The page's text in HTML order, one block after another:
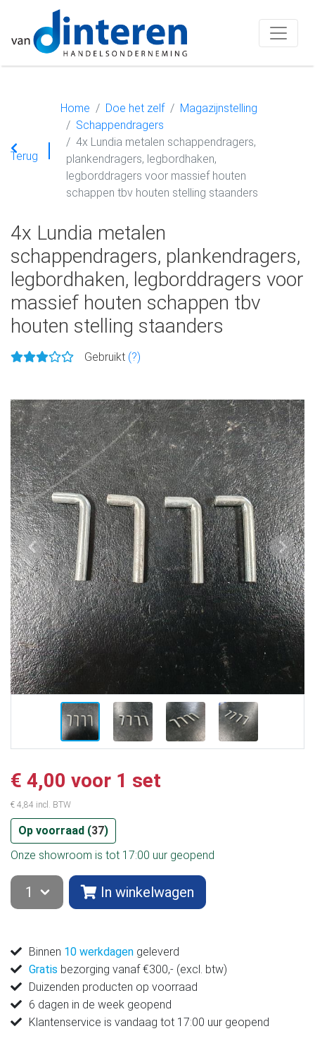
Terug
Home Doe het zelf
Magazijnstelling
Schappendragers
4x Lundia metalen schappendragers,
plankendragers, legbordhaken,
legborddragers voor massief houten
schappen tbv houten stelling staanders
4x Lundia metalen
schappendragers, plankendragers,
legbordhaken, legborddragers voor
massief houten schappen tbv
houten stelling staanders
Gebruikt (?)
Vorige
€ 4,00 voor 1 set
€ 4,84 incl. BTW
Op voorraad (37)
Onze showroom is tot 17:00 uur geopend
In winkelwagen
Binnen 10 werkdagen geleverd
Gratis bezorging vanaf €300,- (excl. btw)
Duizenden producten op voorraad
6 dagen in de week geopend
Klantenservice is vandaag tot 17:00 uur geopend